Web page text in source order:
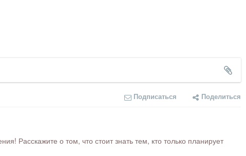
Подписаться Поделиться
Расскажите о том, что стоит знать тем, кто только планирует